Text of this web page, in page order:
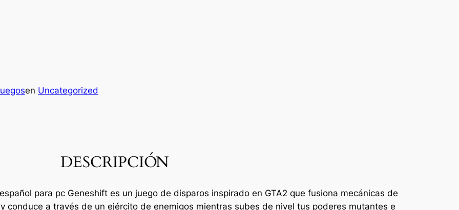
en Uncategorized
DESCRIPCIÓN
para pc Geneshift es un juego de disparos inspirado en GTA2 que fusiona mecánicas de
conduce a través de un ejército de enemigos mientras subes de nivel tus poderes mutantes e